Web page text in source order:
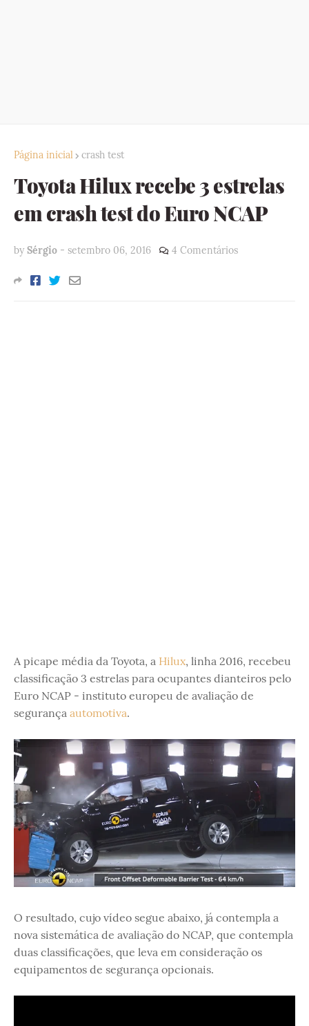
Página inicial crash test
Toyota Hilux recebe 3 estrelas
em crash test do Euro NCAP
by Sérgio - setembro 06, 2016 4 Comentários
A picape média da Toyota, a Hilux, linha 2016, recebeu
classificação 3 estrelas para ocupantes dianteiros pelo
Euro NCAP - instituto europeu de avaliação de
segurança automotiva.
O resultado, cujo vídeo segue abaixo, já contempla a
nova sistemática de avaliação do NCAP, que contempla
duas classificações, que leva em consideração os
equipamentos de segurança opcionais.